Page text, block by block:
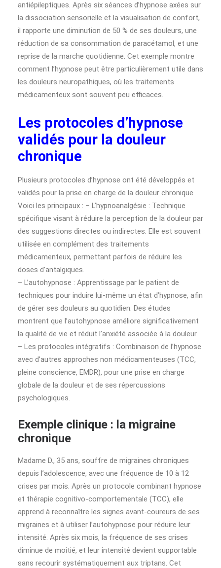
antiépileptiques. Après six séances d’hypnose axées sur
la dissociation sensorielle et la visualisation de confort,
il rapporte une diminution de 50 % de ses douleurs, une
réduction de sa consommation de paracétamol, et une
reprise de la marche quotidienne. Cet exemple montre
comment l’hypnose peut être particulièrement utile dans
les douleurs neuropathiques, où les traitements
médicamenteux sont souvent peu efficaces.
Les protocoles d’hypnose
validés pour la douleur
chronique
Plusieurs protocoles d’hypnose ont été développés et
validés pour la prise en charge de la douleur chronique.
Voici les principaux : – L’hypnoanalgésie : Technique
spécifique visant à réduire la perception de la douleur par
des suggestions directes ou indirectes. Elle est souvent
utilisée en complément des traitements
médicamenteux, permettant parfois de réduire les
doses d’antalgiques.
– L’autohypnose : Apprentissage par le patient de
techniques pour induire lui-même un état d’hypnose, afin
de gérer ses douleurs au quotidien. Des études
montrent que l’autohypnose améliore significativement
la qualité de vie et réduit l’anxiété associée à la douleur.
– Les protocoles intégratifs : Combinaison de l’hypnose
avec d’autres approches non médicamenteuses (TCC,
pleine conscience, EMDR), pour une prise en charge
globale de la douleur et de ses répercussions
psychologiques.
Exemple clinique : la migraine
chronique
Madame D., 35 ans, souffre de migraines chroniques
depuis l’adolescence, avec une fréquence de 10 à 12
crises par mois. Après un protocole combinant hypnose
et thérapie cognitivo-comportementale (TCC), elle
apprend à reconnaître les signes avant-coureurs de ses
migraines et à utiliser l’autohypnose pour réduire leur
intensité. Après six mois, la fréquence de ses crises
diminue de moitié, et leur intensité devient supportable
sans recourir systématiquement aux triptans. Cet